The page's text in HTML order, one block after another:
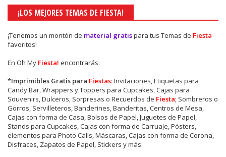
¡LOS MEJORES TEMAS DE FIESTA!
¡Tenemos un montón de material gratispara tus Temas de Fiesta
favoritos!
En Oh My Fiesta! encontrarás:
*Imprimibles Gratis para Fiestas: Invitaciones, Etiquetas para
Candy Bar, Wrappers y Toppers para Cupcakes, Cajas para
Souvenirs, Dulceros, Sorpresas o Recuerdos de Fiesta; Sombreros o
Gorros, Servilleteros, Banderines, Banderitas, Centros de Mesa,
Cajas con forma de Casa, Bolsos de Papel, Juguetes de Papel,
Stands para Cupcakes, Cajas con forma de Carruaje, Pósters,
elementos para Photo Calls, Máscaras, Cajas con forma de Corona,
Disfraces, Zapatos de Papel, Stickers y más.